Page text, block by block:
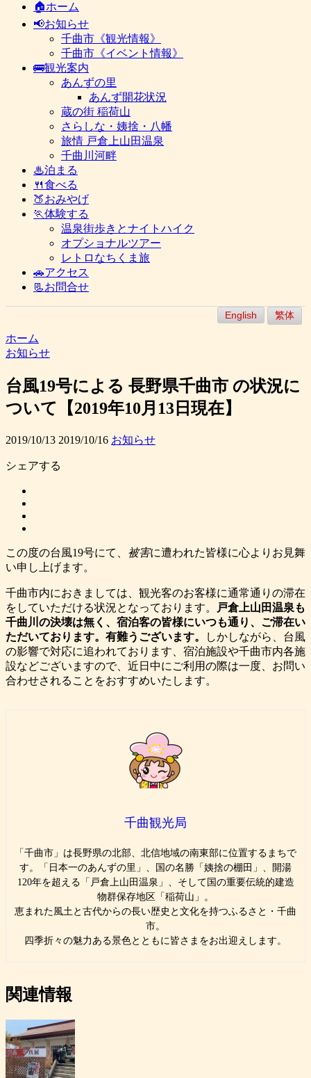
🏠ホーム
📢お知らせ
千曲市《観光情報》
千曲市《イベント情報》
🚌観光案内
あんずの里
あんず開花状況
蔵の街 稲荷山
さらしな・姨捨・八幡
旅情 戸倉上山田温泉
千曲川河畔
♨泊まる
🍴食べる
🍑おみやげ
🏃体験する
温泉街歩きとナイトハイク
オプショナルツアー
レトロなちくま旅
🚗アクセス
📃お問合せ
English 繁体
ホーム
お知らせ
台風19号による 長野県千曲市 の状況に
ついて【2019年10月13日現在】
2019/10/13 2019/10/16 お知らせ
シェアする
この度の台風19号にて、 被害に遭われた皆様に心よりお見舞
い申し上げます。
千曲市内におきましては、観光客のお客様に通常通りの滞在
をしていただける状況となっております。
戸倉上山田温泉も
千曲川の決壊は無く、宿泊客の皆様にいつも通り、ご滞在い
ただいております。有難うございます。
しかしながら、台風
の影響で対応に追われております、宿泊施設や千曲市内各施
設などございますので、近日中にご利用の際は一度、お問い
合わせされることをおすすめいたします。
千曲観光局
「千曲市」は長野県の北部、北信地域の南東部に位置するまちで
す。「日本一のあんずの里」、国の名勝「姨捨の棚田」、開湯
120年を超える「戸倉上山田温泉」、そして国の重要伝統的建造
物群保存地区「稲荷山」。
恵まれた風土と古代からの長い歴史と文化を持つふるさと・千曲
市。
四季折々の魅力ある景色とともに皆さまをお出迎えします。
関連情報